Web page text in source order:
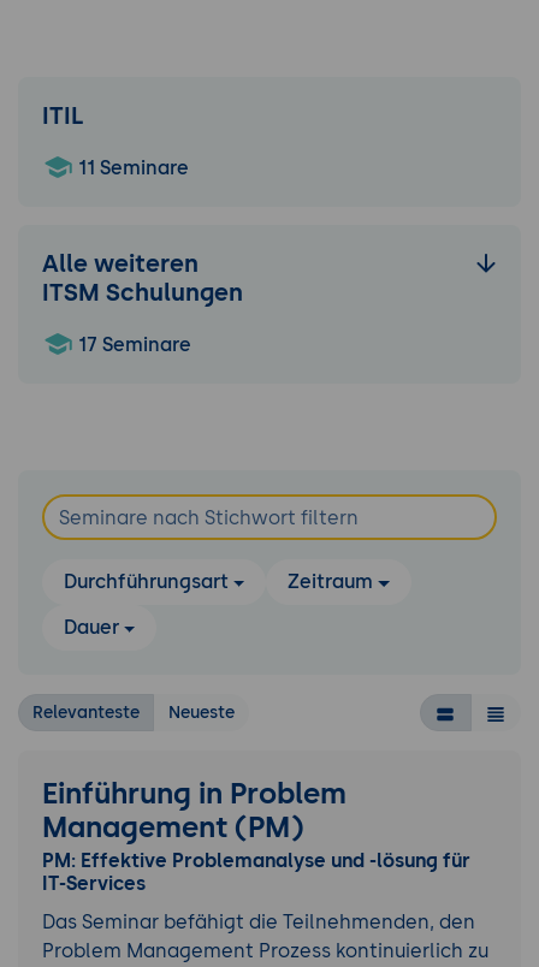
ITIL
11 Seminare
Alle weiteren
ITSM Schulungen
17 Seminare
Durchführungsart
Zeitraum
Dauer
Relevanteste Neueste
Einführung in Problem
Management (PM)
PM: Effektive Problemanalyse und -lösung für
IT-Services
Das Seminar befähigt die Teilnehmenden, den
Problem Management Prozess kontinuierlich zu